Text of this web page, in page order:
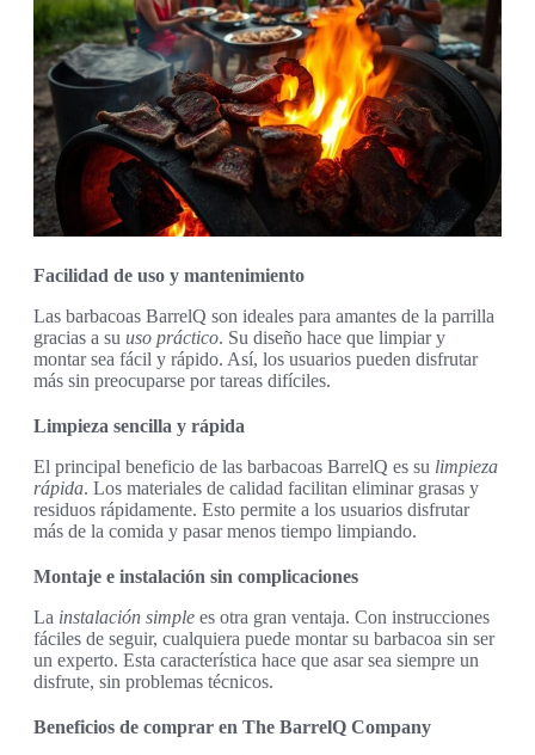
Facilidad de uso y mantenimiento
Las barbacoas BarrelQ son ideales para amantes de la parrilla
gracias a su uso práctico. Su diseño hace que limpiar y
montar sea fácil y rápido. Así, los usuarios pueden disfrutar
más sin preocuparse por tareas difíciles.
Limpieza sencilla y rápida
El principal beneficio de las barbacoas BarrelQ es su limpieza
rápida. Los materiales de calidad facilitan eliminar grasas y
residuos rápidamente. Esto permite a los usuarios disfrutar
más de la comida y pasar menos tiempo limpiando.
Montaje e instalación sin complicaciones
La instalación simple es otra gran ventaja. Con instrucciones
fáciles de seguir, cualquiera puede montar su barbacoa sin ser
un experto. Esta característica hace que asar sea siempre un
disfrute, sin problemas técnicos.
Beneficios de comprar en The BarrelQ Company